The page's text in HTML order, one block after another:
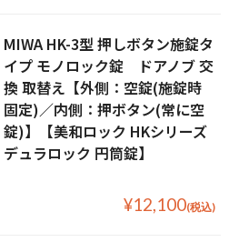
MIWA HK-3型 押しボタン施錠タ
イプ モノロック錠 ドアノブ 交
換 取替え【外側：空錠(施錠時
固定)／内側：押ボタン(常に空
錠)】【美和ロック HKシリーズ
デュラロック 円筒錠】
¥12,100(税込)